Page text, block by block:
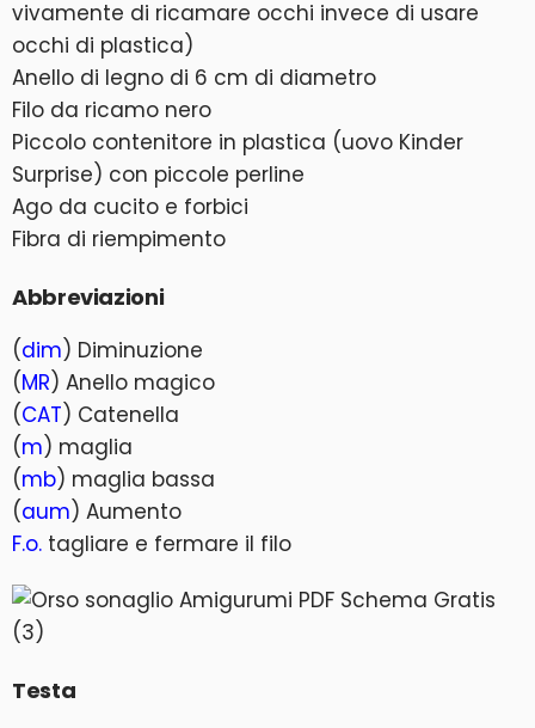
vivamente di ricamare occhi invece di usare
occhi di plastica)
Anello di legno di 6 cm di diametro
Filo da ricamo nero
Piccolo contenitore in plastica (uovo Kinder
Surprise) con piccole perline
Ago da cucito e forbici
Fibra di riempimento
Abbreviazioni
(dim) Diminuzione
(MR) Anello magico
(CAT) Catenella
(m) maglia
(mb) maglia bassa
(aum) Aumento
F.o. tagliare e fermare il filo
Testa